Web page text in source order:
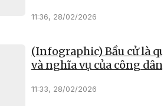
11:36, 28/02/2026
(Infographic) Bầu cử là
và nghĩa vụ của công dân
11:33, 28/02/2026